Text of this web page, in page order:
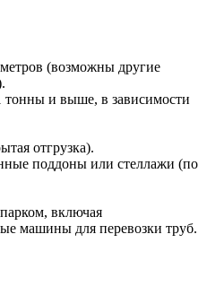
(возможны другие
тонны и выше, в зависимости
отгрузка).
поддоны или стеллажи (по
включая
машины для перевозки труб.